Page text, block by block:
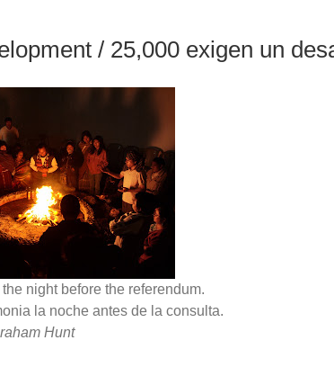
/ 25,000 exigen un
night before the referendum.
la noche antes de la consulta.
Hunt